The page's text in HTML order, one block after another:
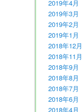
2019年4月
2019年3月
2019年2月
2019年1月
2018年12月
2018年11月
2018年9月
2018年8月
2018年7月
2018年6月
2018年4月